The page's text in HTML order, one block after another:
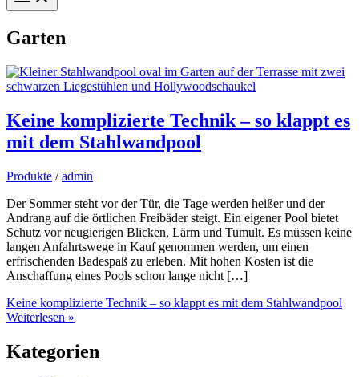
Garten
Keine komplizierte Technik – so klappt es
mit dem Stahlwandpool
Produkte /admin
Der Sommer steht vor der Tür, die Tage werden heißer und der
Andrang auf die örtlichen Freibäder steigt. Ein eigener Pool bietet
Schutz vor neugierigen Blicken, Lärm und Tumult. Es müssen keine
langen Anfahrtswege in Kauf genommen werden, um einen
erfrischenden Badespaß zu erleben. Mit hohen Kosten ist die
Anschaffung eines Pools schon lange nicht […]
Keine komplizierte Technik – so klappt es mit dem Stahlwandpool
Weiterlesen »
Kategorien